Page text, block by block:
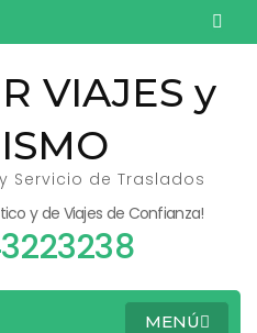
VIAJES y
Servicio de Traslados
y de Viajes de Confianza!
MENÚ